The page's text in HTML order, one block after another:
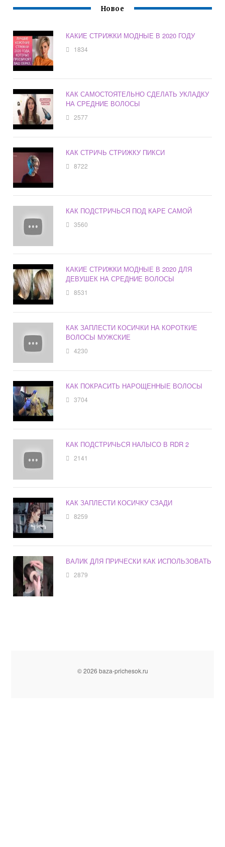
Новое
КАКИЕ СТРИЖКИ МОДНЫЕ В 2020 ГОДУ
1834
КАК САМОСТОЯТЕЛЬНО СДЕЛАТЬ УКЛАДКУ
НА СРЕДНИЕ ВОЛОСЫ
2577
КАК СТРИЧЬ СТРИЖКУ ПИКСИ
8722
КАК ПОДСТРИЧЬСЯ ПОД КАРЕ САМОЙ
3560
КАКИЕ СТРИЖКИ МОДНЫЕ В 2020 ДЛЯ
ДЕВУШЕК НА СРЕДНИЕ ВОЛОСЫ
8531
КАК ЗАПЛЕСТИ КОСИЧКИ НА КОРОТКИЕ
ВОЛОСЫ МУЖСКИЕ
4230
КАК ПОКРАСИТЬ НАРОЩЕННЫЕ ВОЛОСЫ
3704
КАК ПОДСТРИЧЬСЯ НАЛЫСО В RDR 2
2141
КАК ЗАПЛЕСТИ КОСИЧКУ СЗАДИ
8259
ВАЛИК ДЛЯ ПРИЧЕСКИ КАК ИСПОЛЬЗОВАТЬ
2879
© 2026 baza-prichesok.ru